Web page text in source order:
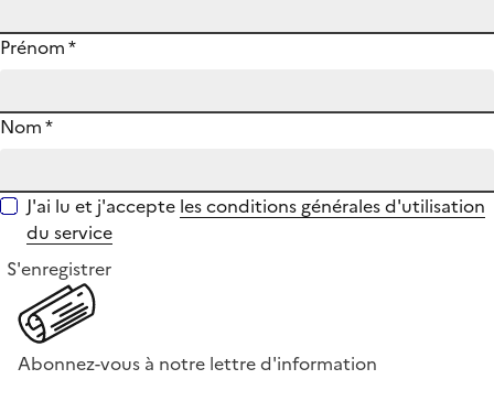
Prénom*
Nom*
J'ai lu et j'accepte les conditions générales d'utilisation
du service
S'enregistrer
Abonnez-vous à notre lettre d'information